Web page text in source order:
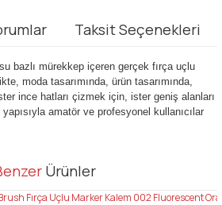
Taksit Seçenekleri
bazlı mürekkep içeren gerçek fırça uçlu
moda tasarımında, ürün tasarımında,
ince hatları çizmek için, ister geniş alanları
amatör ve profesyonel kullanıcılar
ilk yorumu siz yapın!
ürün açıklamalarında ve diğer
Ürünler